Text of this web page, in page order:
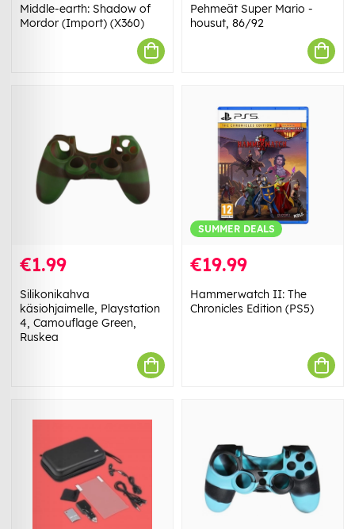
Middle-earth: Shadow of
Mordor (Import) (X360)
Pehmeät Super Mario -
housut, 86/92
€1.99
Silikonikahva
käsiohjaimelle, Playstation
4, Camouflage Green,
Ruskea
SUMMER DEALS
€19.99
Hammerwatch II: The
Chronicles Edition (PS5)